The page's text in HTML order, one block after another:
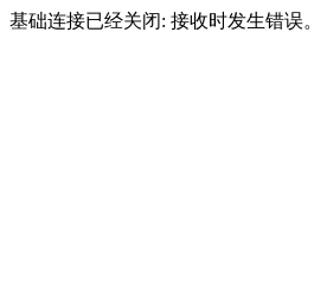
基础连接已经关闭: 接收时发生错误。